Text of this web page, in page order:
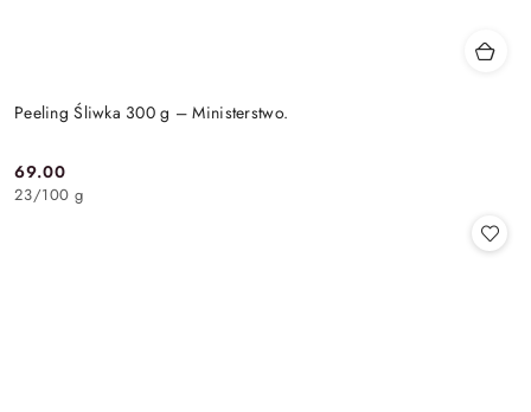
Peeling Śliwka 300 g – Ministerstwo.
Cena:
69.00
23/100 g